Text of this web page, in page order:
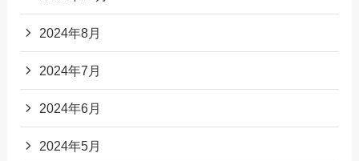
2024年8月
2024年7月
2024年6月
2024年5月